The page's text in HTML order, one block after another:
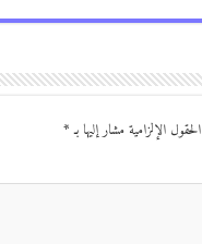
الحقول الإلزامية مشار إليها بـ*